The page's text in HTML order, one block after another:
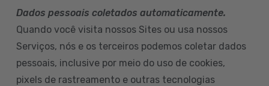
Dados pessoais coletados automaticamente.
Quando você visita nossos Sites ou usa nossos
Serviços, nós e os terceiros podemos coletar dados
pessoais, inclusive por meio do uso de cookies,
pixels de rastreamento e outras tecnologias